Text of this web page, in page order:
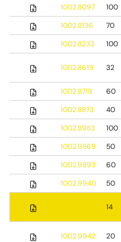
1002.8097
100
1002.8136
70
1002.8232
100
1002.8619 32
1002.8719 60
1002.8873
40
1002.8983
100
1002.9869
50
1002.9893
60
1002.9940
50
14
1002.9942 20